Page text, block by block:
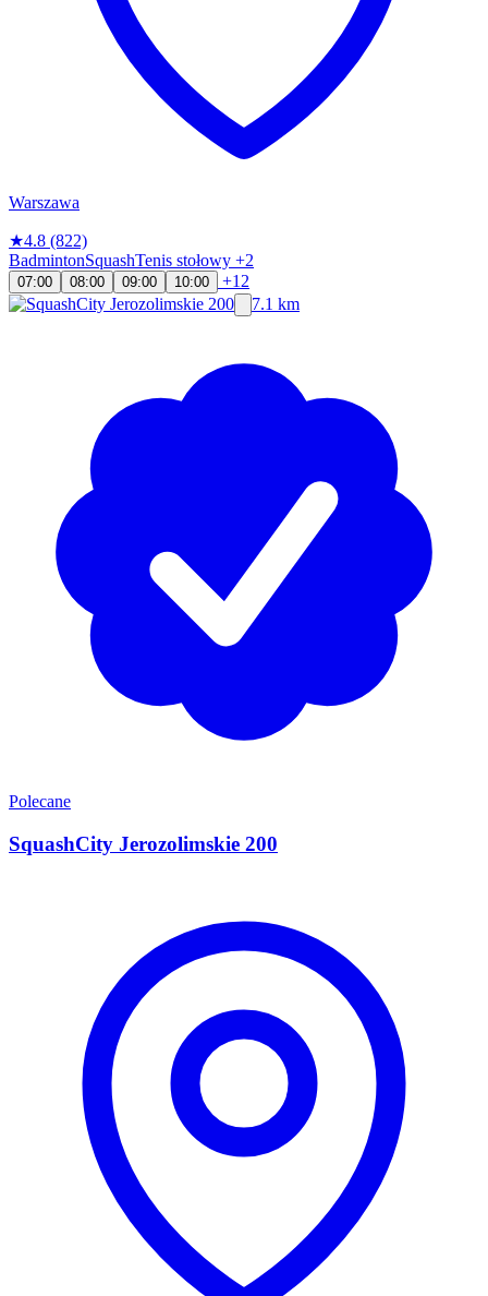
Warszawa
★4.8 (822)
BadmintonSquashTenis stołowy +2
07:00 08:00 09:00 10:00
+12
7.1 km
Polecane
SquashCity Jerozolimskie 200